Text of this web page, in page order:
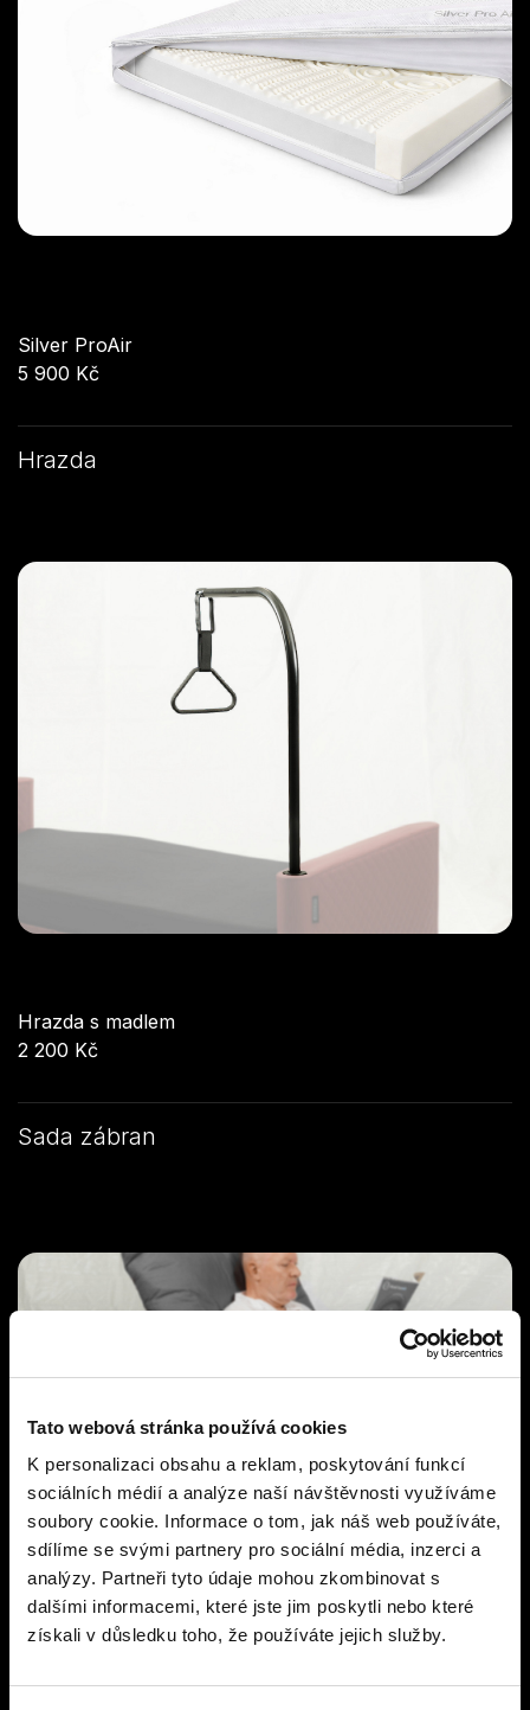
Tato webová stránka používá cookies
K personalizaci obsahu a reklam, poskytování funkcí
sociálních médií a analýze naší návštěvnosti využíváme
soubory cookie. Informace o tom, jak náš web používáte,
sdílíme se svými partnery pro sociální média, inzerci a
analýzy. Partneři tyto údaje mohou zkombinovat s
dalšími informacemi, které jste jim poskytli nebo které
získali v důsledku toho, že používáte jejich služby.
Silver ProAir
5 900 Kč
Hrazda
Hrazda s madlem
2 200 Kč
Sada zábran